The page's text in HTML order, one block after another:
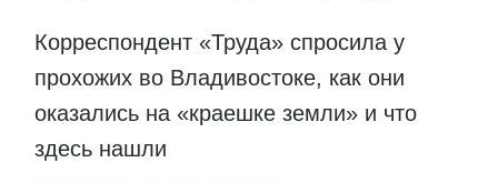
Корреспондент «Труда» спросила у
прохожих во Владивостоке, как они
оказались на «краешке земли» и что
здесь нашли